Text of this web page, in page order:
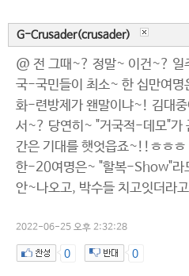
G-Crusader(crusader)
@ 전 그때~? 정말~ 이건~? 일
국-국민들이 최소~ 한 십만여
화-련방제가 왠말이냐~! 김대
서~? 당연히~ "거국적-데모"
간은 기대를 햇엇읍죠~!!ㅎㅎ
한-20여명은~ "할복-Show"라
안~나오고, 박수들 치고잇더라
2022-06-25 오후 2:32:28
0 0